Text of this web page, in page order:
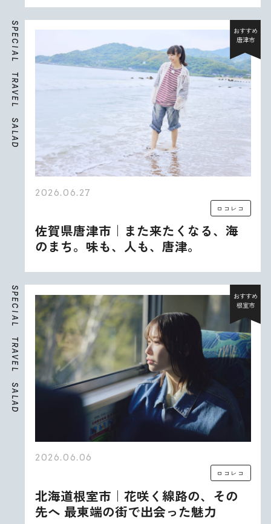
S
P
E
C
I
A
L
T
R
A
V
E
L
S
A
L
A
D
おすすめ
唐津市
2026.06.27
ロコレコ
佐賀県唐津市｜また来たくなる、海
のまち。味も、人も、唐津。
S
P
E
C
I
A
L
T
R
A
V
E
L
S
A
L
A
D
おすすめ
根室市
2026.06.06
ロコレコ
北海道根室市｜花咲く線路の、その
先へ 最東端の街で出会った魅力